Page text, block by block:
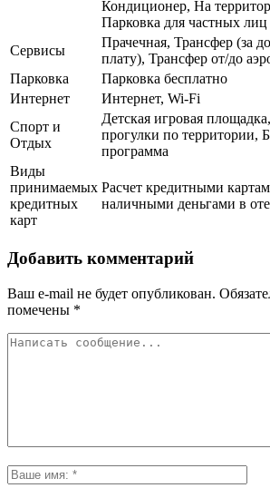
Кондиционер, На
Парковка для частных лиц
Сервисы
Прачечная, Трансфер (за
плату), Трансфер от/до
Парковка
Парковка бесплатно
Интернет
Интернет, Wi-Fi
Спорт и
Отдых
Детская игровая
прогулки по территории,
программа
Виды
принимаемых
кредитных
карт
Расчет кредитными
наличными деньгами в
Добавить комментарий
Ваш e-mail не будет опубликован.
помечены *